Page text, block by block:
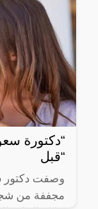
“دكتورة
“قبل
وصفت دكتور